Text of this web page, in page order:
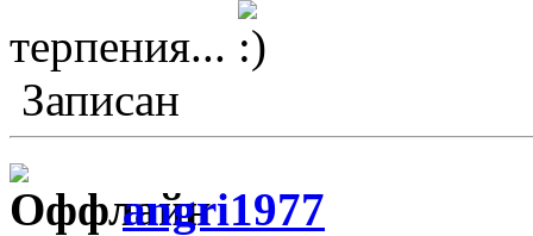
терпения...
Записан
angri1977